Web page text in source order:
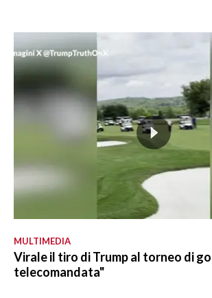
MULTIMEDIA
Virale il tiro di Trump al torneo di
telecomandata"